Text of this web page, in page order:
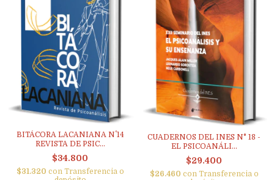
BITÁCORA LACANIANA N˚ 14
REVISTA DE PSIC...
$34.800
$31.320 con Transferencia o
CUADERNOS DEL INES N° 18 -
EL PSICOANÁLI...
$29.400
$26.460 con Transferencia o